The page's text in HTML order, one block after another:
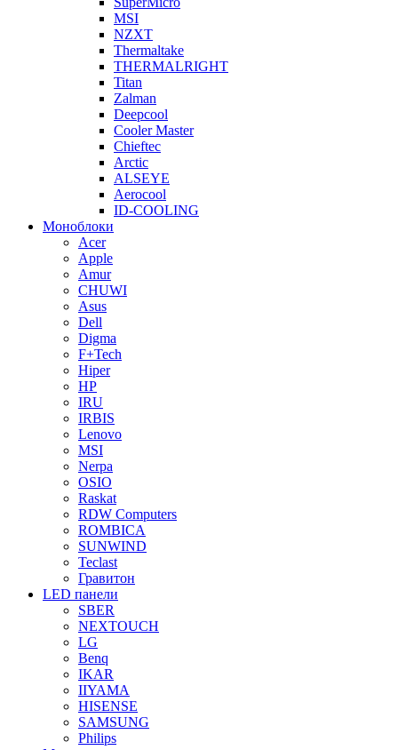
MSI
NZXT
Thermaltake
THERMALRIGHT
Titan
Zalman
Deepcool
Cooler Master
Chieftec
Arctic
ALSEYE
Aerocool
ID-COOLING
Моноблоки
Acer
Apple
Amur
CHUWI
Asus
Dell
Digma
F+Tech
Hiper
HP
IRU
IRBIS
Lenovo
MSI
Nerpa
OSIO
Raskat
RDW Computers
ROMBICA
SUNWIND
Teclast
Гравитон
LED панели
SBER
NEXTOUCH
LG
Benq
IKAR
IIYAMA
HISENSE
SAMSUNG
Philips